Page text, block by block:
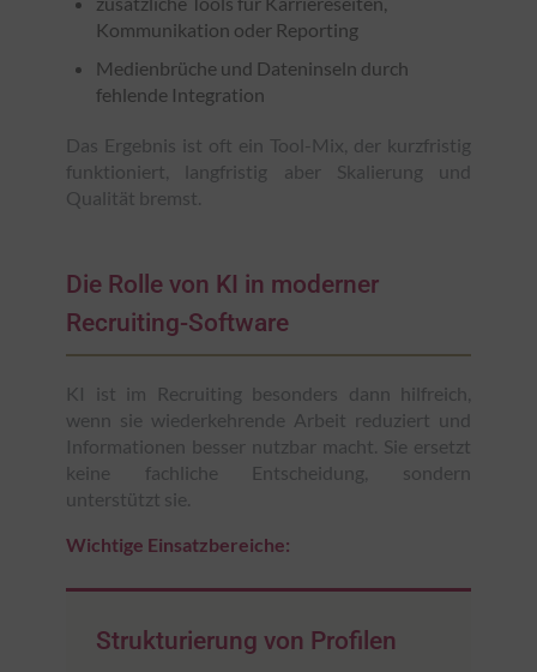
Kommunikation oder Reporting
Medienbrüche und Dateninseln durch
fehlende Integration
Das Ergebnis ist oft ein Tool-Mix, der kurzfristig
funktioniert, langfristig aber Skalierung und
Qualität bremst.
Die Rolle von KI in moderner
Recruiting-Software
KI ist im Recruiting besonders dann hilfreich,
wenn sie wiederkehrende Arbeit reduziert und
Informationen besser nutzbar macht. Sie ersetzt
keine fachliche Entscheidung, sondern
unterstützt sie.
Wichtige Einsatzbereiche:
Strukturierung von Profilen